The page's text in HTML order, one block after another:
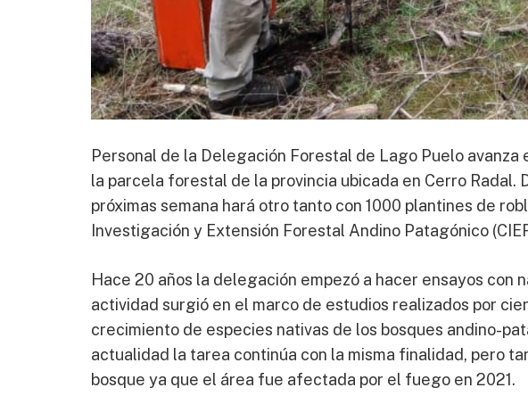
Personal de la Delegación Forestal de Lago Puelo
la parcela forestal de la provincia ubicada en Cerro Radal.
próximas semana hará otro tanto con 1000 plantines de
Investigación y Extensión Forestal Andino Patagónico
Hace 20 años la delegación empezó a hacer ensayos con
actividad surgió en el marco de estudios realizados por
crecimiento de especies nativas de los bosques andino-
actualidad la tarea continúa con la misma finalidad, pero
bosque ya que el área fue afectada por el fuego en 2021.